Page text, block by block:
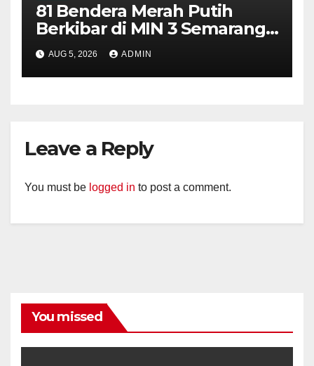
81 Bendera Merah Putih
Berkibar di MIN 3 Semarang,
Bhabinkamtibmas Desa
Timpik Hadiri Peringatan
HUT ke-81 Kemerdekaan RI
AUG 5, 2026 ADMIN
Leave a Reply
You must be logged in to post a comment.
You missed